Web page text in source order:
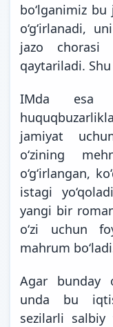
bo‘lganimiz
o‘g‘irlanadi,
jazo chorasi
qaytariladi.
IMda esa
jamiyat
o‘zining
o‘g‘irlangan,
istagi
yangi bir
o‘zi uchun
mahrum
Agar bunday
unda bu
sezilarli salbiy